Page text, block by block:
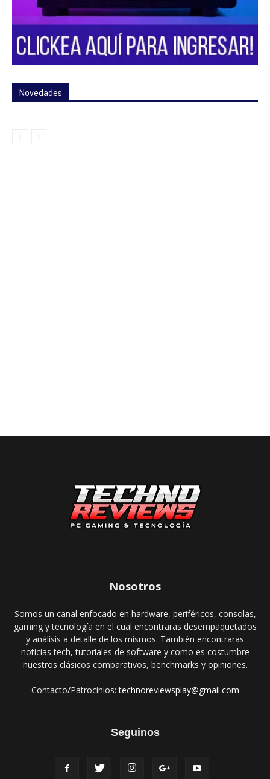
Novedades
Nosotros
Somos un canal enfocado en hardware, periféricos, consolas,
gaming y tecnología en el cual encontraras desempaquetados
y análisis a detalle de los mismos. También encontraras
noticias tech, tutoriales de software y como es costumbre
nuestros clásicos comparativos, benchmarks y opiniones.
Contacto/Patrocinios:technoreviewsplay@gmail.com
Seguinos